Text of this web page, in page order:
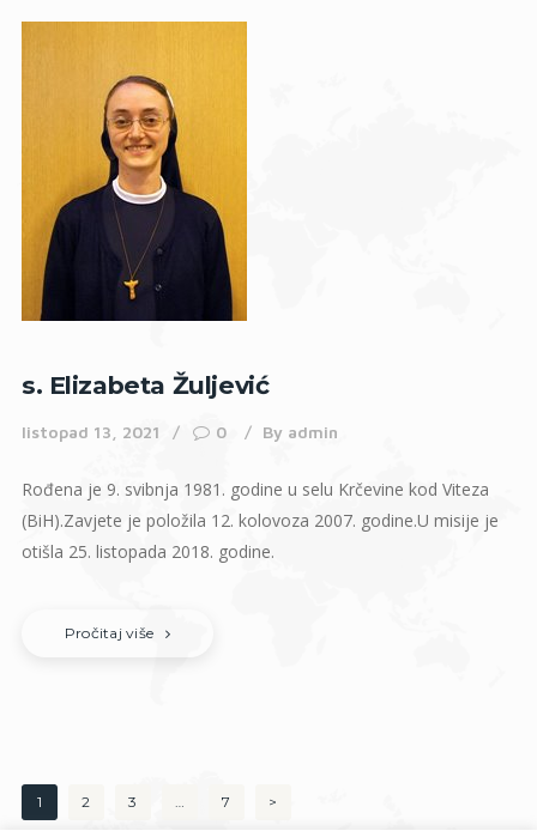
s. Elizabeta Žuljević
listopad 13, 2021 0 By admin
Rođena je 9. svibnja 1981. godine u selu Krčevine kod Viteza
(BiH).Zavjete je položila 12. kolovoza 2007. godine.U misije je
otišla 25. listopada 2018. godine.
Pročitaj više
Brojevi
PAGE
1 PAGE
2 PAGE
3 … PAGE
7 >